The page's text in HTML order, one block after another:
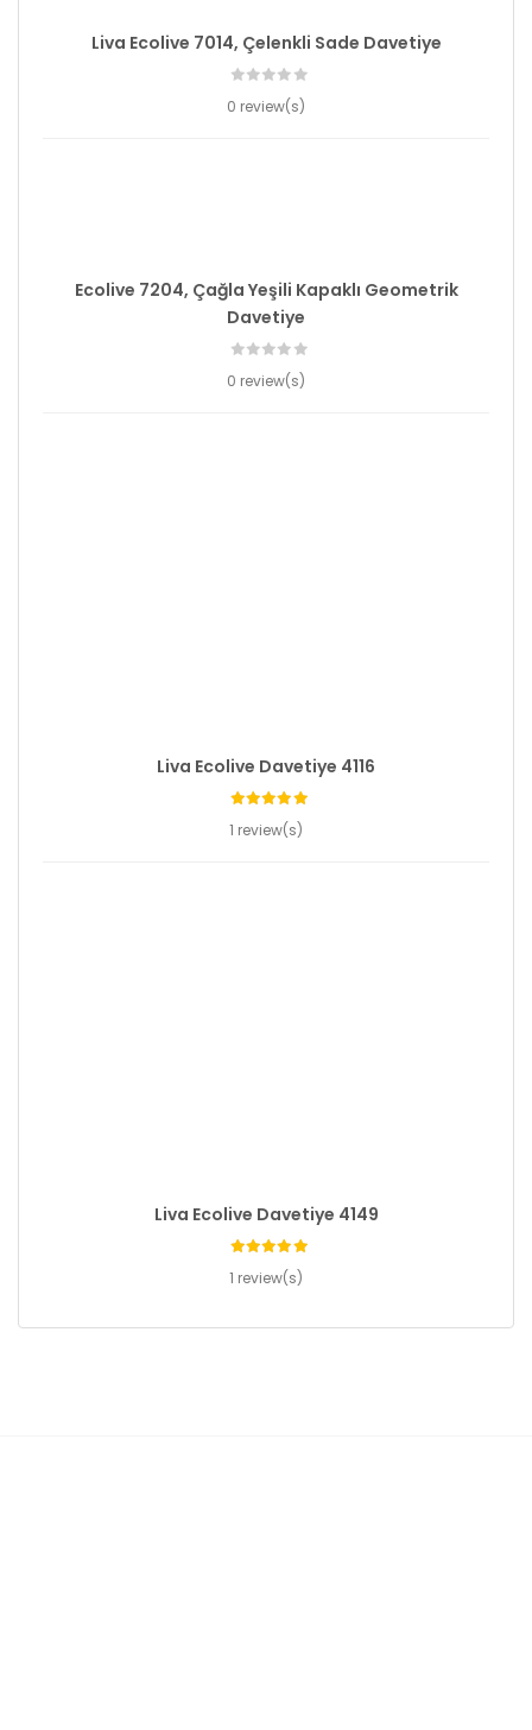
Liva Ecolive 7014, Çelenkli Sade Davetiye
0 review(s)
Ecolive 7204, Çağla Yeşili Kapaklı Geometrik
Davetiye
0 review(s)
Liva Ecolive Davetiye 4116
1 review(s)
Liva Ecolive Davetiye 4149
1 review(s)